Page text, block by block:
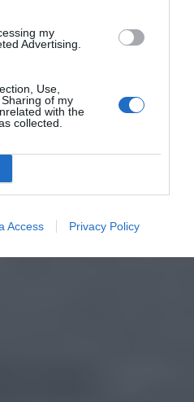
my
Advertising.
Use,
of my
with the
collected.
Access Privacy Policy